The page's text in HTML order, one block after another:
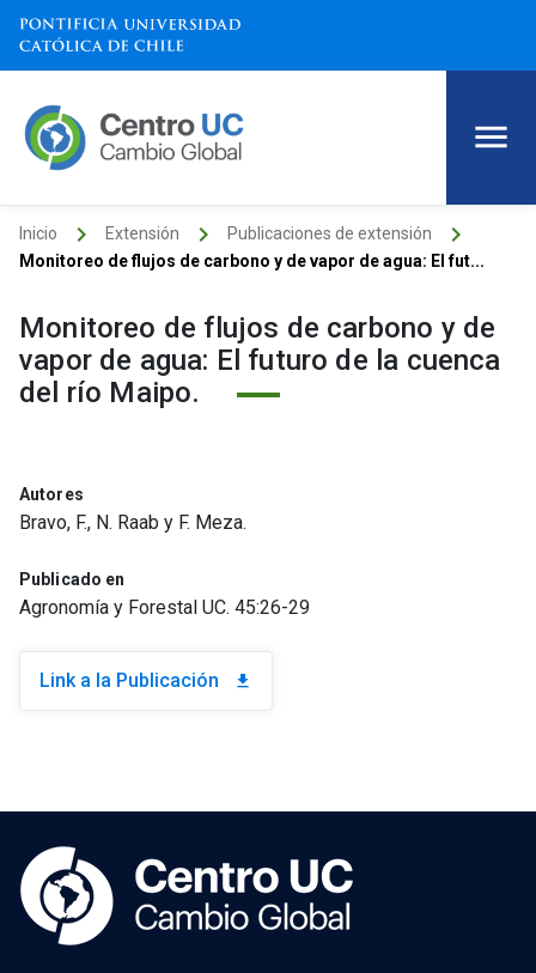
Inicio keyboard_arrow_right Extensión keyboard_arrow_right Publicaciones de extensión keyboard_arrow_right
Monitoreo de flujos de carbono y de vapor de agua: El fut...
Monitoreo de flujos de carbono y de
vapor de agua: El futuro de la cuenca
del río Maipo.
Autores
Bravo, F., N. Raab y F. Meza.
Publicado en
Agronomía y Forestal UC. 45:26-29
Link a la Publicación download